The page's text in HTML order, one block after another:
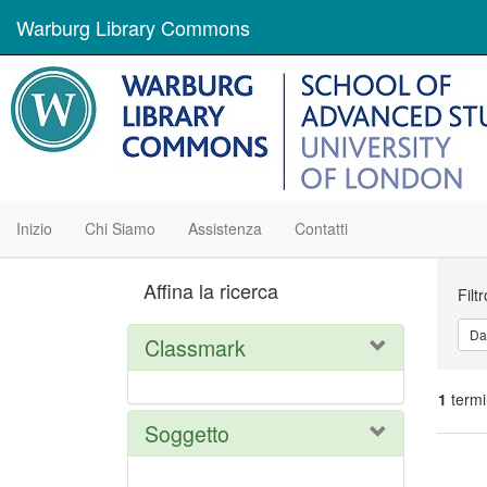
Warburg Library Commons
Inizio Chi Siamo Assistenza Contatti
1
Affina la ricerca
Classmark
Soggetto